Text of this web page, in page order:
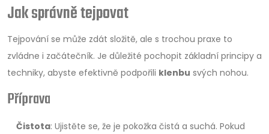
Jak správně tejpovat
Tejpování se může zdát složitě, ale s trochou praxe to
zvládne i začátečník. Je důležité pochopit základní principy a
techniky, abyste efektivně podpořili klenbu svých nohou.
Příprava
Čistota: Ujistěte se, že je pokožka čistá a suchá. Pokud